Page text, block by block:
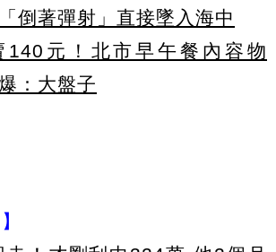
倒著彈射」直接墜入海中
140元！北市早午餐內容物
：大盤子